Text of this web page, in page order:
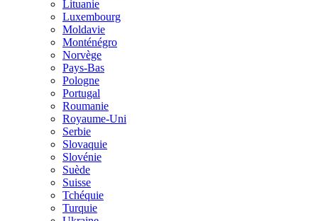
Lituanie
Luxembourg
Moldavie
Monténégro
Norvège
Pays-Bas
Pologne
Portugal
Roumanie
Royaume-Uni
Serbie
Slovaquie
Slovénie
Suède
Suisse
Tchéquie
Turquie